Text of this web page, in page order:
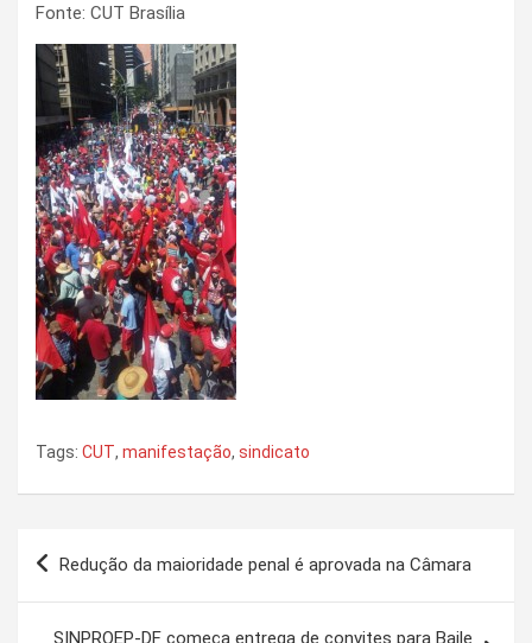
Fonte: CUT Brasília
Tags: CUT, manifestação, sindicato
Navegação
Redução da maioridade penal é aprovada na Câmara
SINPROEP-DF começa entrega de convites para Baile